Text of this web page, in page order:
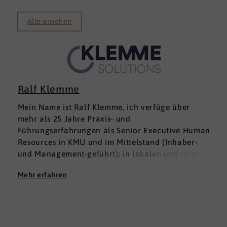
Alle ansehen
Ralf Klemme
Mein Name ist Ralf Klemme, ich verfüge über
mehr als 25 Jahre Praxis- und
Führungserfahrungen als Senior Executive Human
Resources in KMU und im Mittelstand (Inhaber-
und Management-geführt); in lokalen und inter­
Erfahrungen fußen auf der Grundlage einer
Mehr erfahren